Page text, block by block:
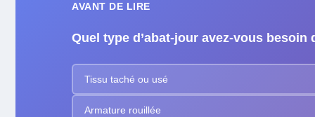
AVANT DE LIRE
Quel type d’abat-jour avez-vous besoin
Tissu taché ou usé
Armature rouillée